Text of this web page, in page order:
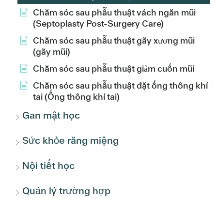
Chăm sóc sau phẫu thuật vách ngăn mũi
(Septoplasty Post-Surgery Care)
Chăm sóc sau phẫu thuật gãy xương mũi
(gãy mũi)
Chăm sóc sau phẫu thuật giảm cuốn mũi
Chăm sóc sau phẫu thuật đặt ống thông khí
tai (Ống thông khí tai)
Gan mật học
Sức khỏe răng miệng
Nội tiết học
Quản lý trường hợp